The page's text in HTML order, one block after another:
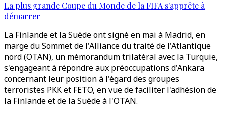
La plus grande Coupe du Monde de la FIFA s'apprête à
démarrer
La Finlande et la Suède ont signé en mai à Madrid, en
marge du Sommet de l'Alliance du traité de l'Atlantique
nord (OTAN), un mémorandum trilatéral avec la Turquie,
s'engageant à répondre aux préoccupations d'Ankara
concernant leur position à l'égard des groupes
terroristes PKK et FETO, en vue de faciliter l'adhésion de
la Finlande et de la Suède à l'OTAN.